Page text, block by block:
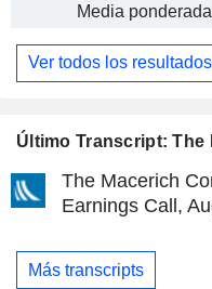
Último Transcript: The
The Macerich
Earnings Call,
Más transcripts
Media
Ver todos los